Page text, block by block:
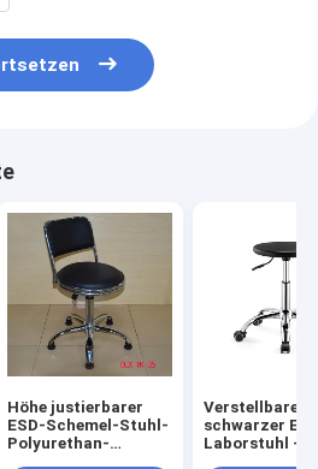
Höhe justierbarer
ESD-Schemel-Stuhl-
Polyurethan-
Verstellbarer
schwarzer
Laborstuhl -